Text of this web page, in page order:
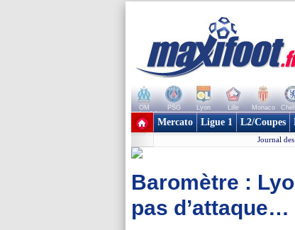
OM PSG Lyon Lille Monaco
+ de clubs
Mercato Ligue 1 L2/Coupes
Journal
Baromètre :
pas d’attaque…